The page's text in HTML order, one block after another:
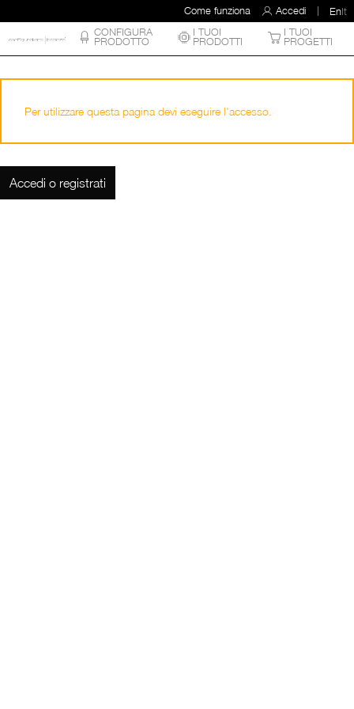
Come funziona Accedi EnIt
CONFIGURA
PRODOTTO
I TUOI
PRODOTTI
I TUOI
PROGETTI
Per utilizzare questa pagina devi eseguire l'accesso.
Accedi o registrati